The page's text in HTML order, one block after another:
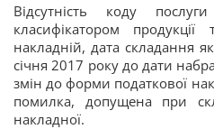
Відсутність коду
класифікатором
накладній, дата складання
січня 2017 року до дати
змін до форми податкової
помилка, допущена при
накладної.